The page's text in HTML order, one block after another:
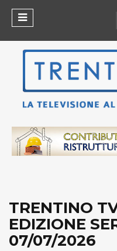
TRENTINO
EDIZIONE
07/07/2026